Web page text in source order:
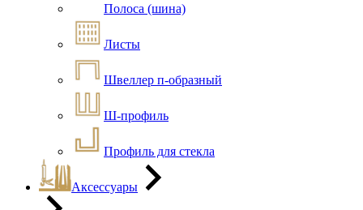
Полоса (шина)
Листы
Швеллер п-образный
Ш-профиль
Профиль для стекла
Аксессуары